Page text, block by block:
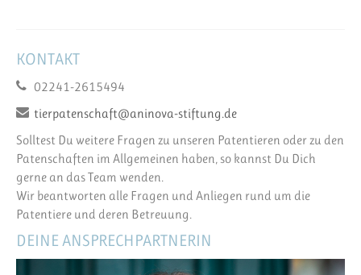
KONTAKT
02241-2615494
tierpatenschaft@aninova-stiftung.de
Solltest Du weitere Fragen zu unseren Patentieren oder zu den
Patenschaften im Allgemeinen haben, so kannst Du Dich
gerne an das Team wenden.
Wir beantworten alle Fragen und Anliegen rund um die
Patentiere und deren Betreuung.
DEINE ANSPRECHPARTNERIN